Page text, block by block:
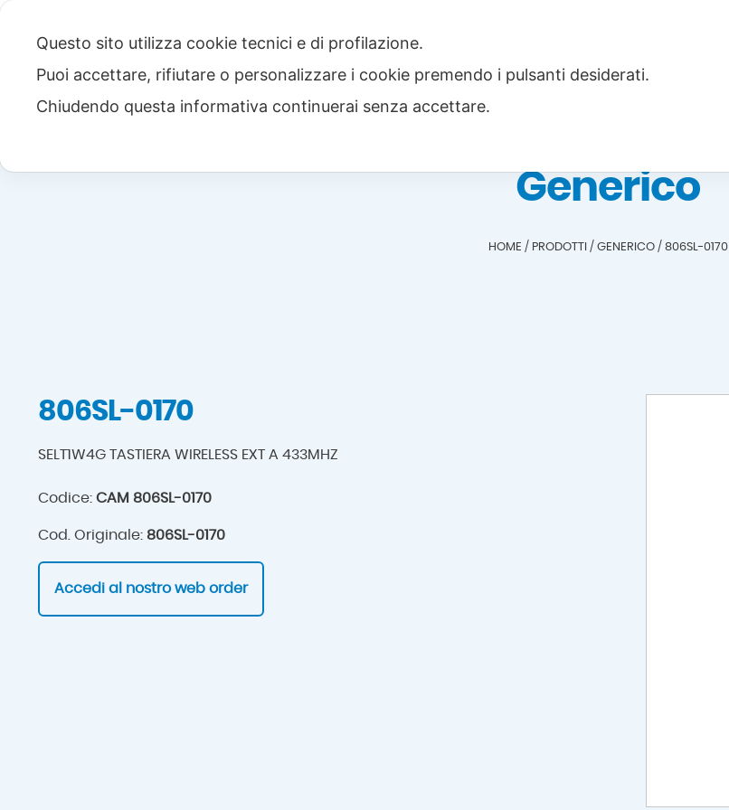
Generico
HOME / PRODOTTI / GENERICO/ 806SL-0170
806SL-0170
SELT1W4G TASTIERA WIRELESS EXT A 433MHZ
Codice: CAM 806SL-0170
Cod. Originale: 806SL-0170
Accedi al nostro web order
Questo sito utilizza cookie tecnici e di profilazione.
Puoi accettare, rifiutare o personalizzare i cookie premendo i pulsanti desiderati.
Chiudendo questa informativa continuerai senza accettare.